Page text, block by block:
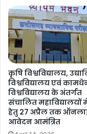
कृषि विश्वविद्यालय,
विश्वविद्यालय एवं
विश्वविद्यालय के अंतर्गत
संचालित महाविद्यालयों
हेतु 27 अप्रैल तक
आवेदन आमंत्रित